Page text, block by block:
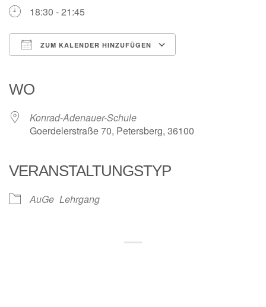
18:30 - 21:45
ZUM KALENDER HINZUFÜGEN
WO
Konrad-Adenauer-Schule
Goerdelerstraße 70, Petersberg, 36100
VERANSTALTUNGSTYP
AuGe Lehrgang